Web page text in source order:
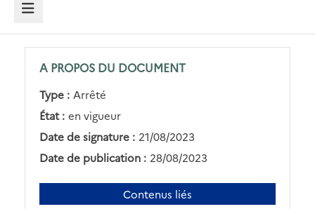
MENU
A PROPOS DU DOCUMENT
Type : Arrêté
État : en vigueur
Date de signature : 21/08/2023
Date de publication : 28/08/2023
Contenus liés